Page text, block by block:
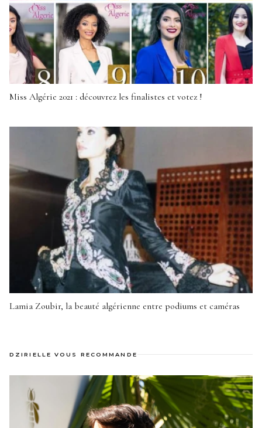
Miss Algérie 2021 : découvrez les finalistes et votez !
Lamia Zoubir, la beauté algérienne entre podiums et caméras
DZIRIELLE VOUS RECOMMANDE